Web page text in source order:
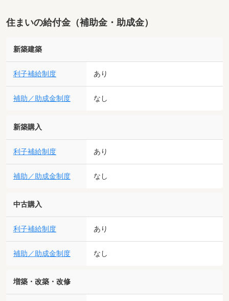
住まいの給付金（補助金・助成金）
新築建築
利子補給制度 あり
補助／助成金制度 なし
新築購入
利子補給制度 あり
補助／助成金制度 なし
中古購入
利子補給制度 あり
補助／助成金制度 なし
増築・改築・改修